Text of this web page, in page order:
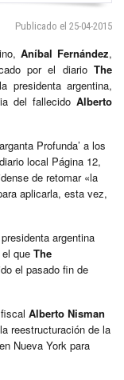
Publicado el 25-04-2015
Aníbal Fernández,
por el diario The
argentina,
del fallecido Alberto
Profunda’ a los
local Página 12,
de retomar «la
aplicarla, esta vez,
argentina
que The
el pasado fin de
Alberto Nisman
reestructuración de la
Nueva York para